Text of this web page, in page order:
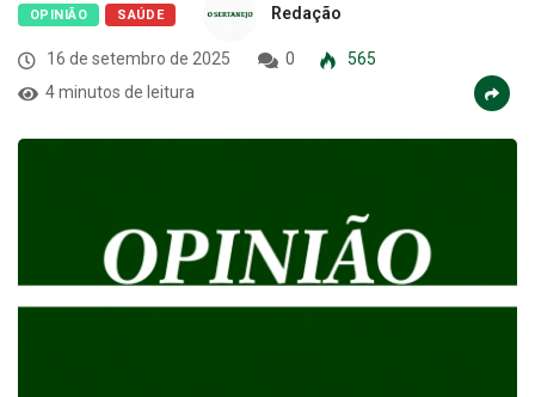
OPINIÃO SAÚDE Redação
16 de setembro de 2025 0
565
4 minutos de leitura